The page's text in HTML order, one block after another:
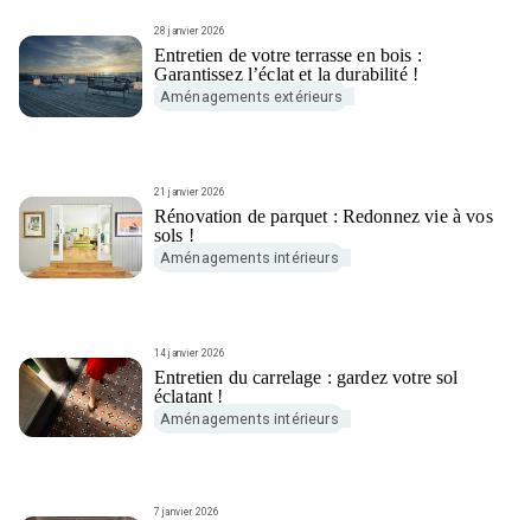
28 janvier 2026
Entretien de votre terrasse en bois :
Garantissez l’éclat et la durabilité !
Aménagements extérieurs
21 janvier 2026
Rénovation de parquet : Redonnez vie à vos
sols !
Aménagements intérieurs
14 janvier 2026
Entretien du carrelage : gardez votre sol
éclatant !
Aménagements intérieurs
7 janvier 2026